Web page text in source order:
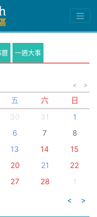
曆 一週大事
< >
五 六
日
30 31
1
6 7
8
13 14
15
20 21
22
27 28
1
<
>